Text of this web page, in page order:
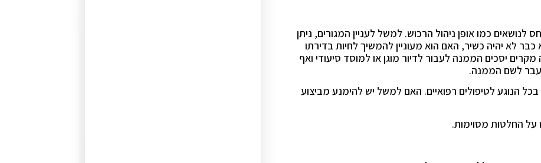
לנושאים כמו אופן ניהול הרכוש. למשל לעניין המגורים, ניתן
לא יהיה כשיר, האם הוא מעוניין להמשיך לחיות בדירתו
יסכים הממנה לעבור לדיור מוגן או למוסד סיעודי ואף
לשם הממנה.
הנוגע לטיפולים רפואיים. האם למשל יש להימנע מביצוע
על החלטות מסוימות.